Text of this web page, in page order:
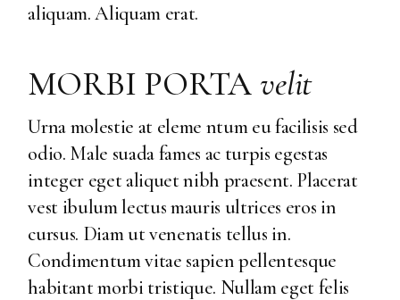
aliquam. Aliquam erat.
MORBI PORTA velit
Urna molestie at eleme ntum eu facilisis sed
odio. Male suada fames ac turpis egestas
integer eget aliquet nibh praesent. Placerat
vest ibulum lectus mauris ultrices eros in
cursus. Diam ut venenatis tellus in.
Condimentum vitae sapien pellentesque
habitant morbi tristique. Nullam eget felis